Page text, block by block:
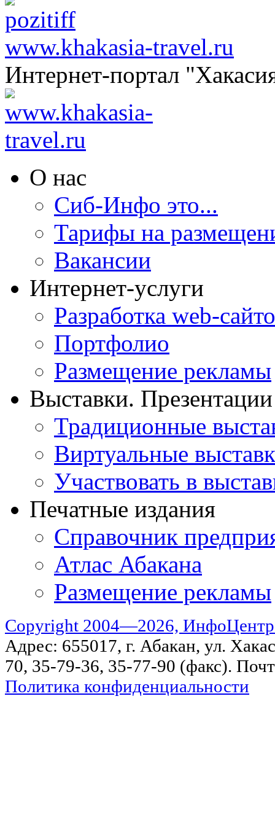
www.khakasia-travel.ru
Интернет-портал
О нас
Сиб-Инфо это...
Тарифы на
Вакансии
Интернет-услуги
Разработка web-
Портфолио
Размещение рекламы
Выставки. Презентации
Традиционные
Виртуальные
Участвовать в
Печатные издания
Справочник
Атлас Абакана
Размещение рекламы
Copyright 2004—2026,
Адрес: 655017, г. Абакан, ул.
70, 35-79-36, 35-77-90 (факс).
Политика конфиденциальности